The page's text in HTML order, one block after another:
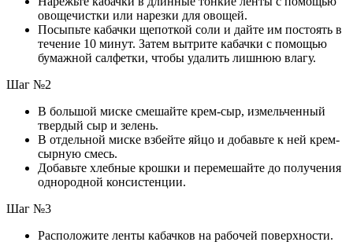
овощечистки или нарезки для овощей.
Посыпьте кабачки щепоткой соли и дайте им постоять в
течение 10 минут. Затем вытрите кабачки с помощью
бумажной салфетки, чтобы удалить лишнюю влагу.
Шаг №2
В большой миске смешайте крем-сыр, измельченный
твердый сыр и зелень.
В отдельной миске взбейте яйцо и добавьте к ней крем-
сырную смесь.
Добавьте хлебные крошки и перемешайте до получения
однородной консистенции.
Шаг №3
Расположите ленты кабачков на рабочей поверхности.